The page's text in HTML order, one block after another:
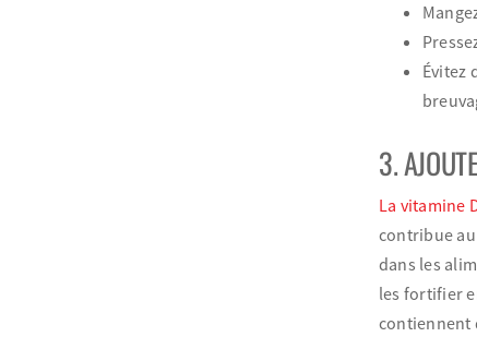
Évitez
3.
La vitamine
contribue
dans les
les fortifier
contiennent